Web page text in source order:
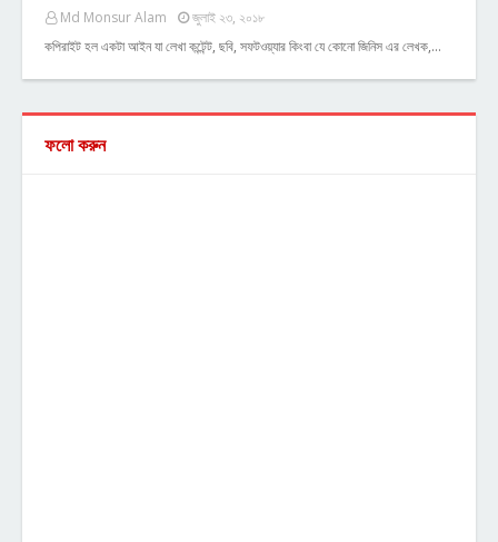
Md Monsur Alam
জুলাই ২৩, ২০১৮
কপিরাইট হল একটা আইন যা লেখা কন্টেন্ট, ছবি, সফটওয়্যার কিংবা যে কোনো জিনিস এর লেখক,…
ফলো করুন